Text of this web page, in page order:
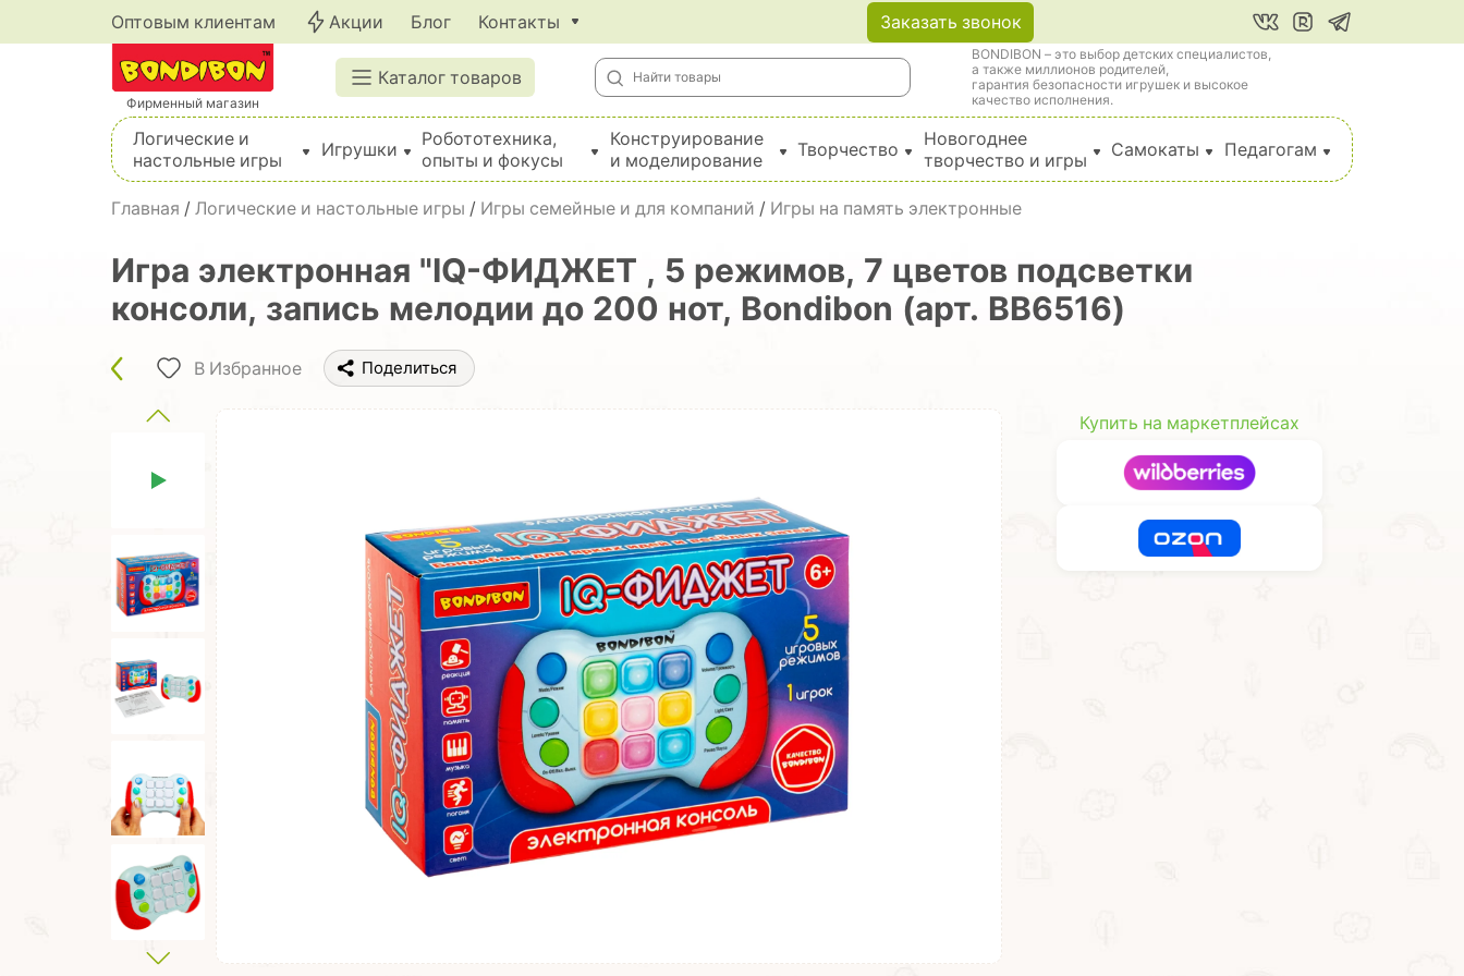
Оптовым клиентам Акции Блог Контакты Заказать звонок
Фирменный магазин
Каталог товаров
BONDIBON – это выбор детских специалистов,
а также миллионов родителей,
гарантия безопасности игрушек и высокое
качество исполнения.
Логические и
настольные игры
Игрушки
Робототехника,
опыты и фокусы
Конструирование
и моделирование
Творчество
Новогоднее
творчество и игры
Самокаты Педагогам
Главная / Логические и настольные игры / Игры семейные и для компаний / Игры на память электронные
Игра электронная "IQ-ФИДЖЕТ , 5 режимов, 7 цветов подсветки
консоли, запись мелодии до 200 нот, Bondibon (арт. ВВ6516)
В Избранное Поделиться
Купить на маркетплейсах